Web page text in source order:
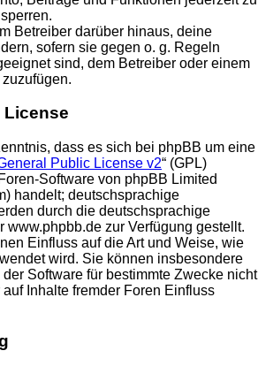
Betreiber darüber hinaus, deine
sofern sie gegen o. g. Regeln
sind, dem Betreiber oder einem
License
dass es sich bei phpBB um eine
Public License v2“ (GPL)
Software von phpBB Limited
handelt; deutschsprachige
durch die deutschsprachige
www.phpbb.de zur Verfügung gestellt.
Einfluss auf die Art und Weise, wie
wird. Sie können insbesondere
Software für bestimmte Zwecke nicht
Inhalte fremder Foren Einfluss